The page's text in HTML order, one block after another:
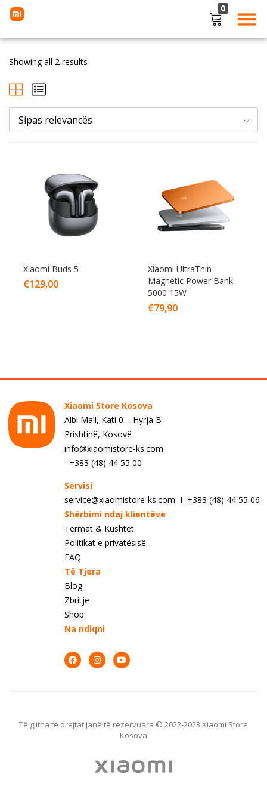
0
Enter your username and password to login.
Showing all 2 results
Sipas relevancës
Xiaomi Buds 5
€129,00
Xiaomi UltraThin
Magnetic Power Bank
5000 15W
€79,90
Xiaomi Store Kosova
Albi Mall, Kati 0 – Hyrja B
Prishtinë, Kosovë
info@xiaomistore-ks.com
+383 (48) 44 55 00
Servisi
service@xiaomistore-ks.com I +383 (48) 44 55 06
Shërbimi ndaj klientëve
Termat & Kushtet
Politikat e privatësisë
FAQ
Të Tjera
Blog
Zbritje
Shop
Na ndiqni
Të gjitha të drejtat janë të rezervuara © 2022-2023 Xiaomi Store
Kosova